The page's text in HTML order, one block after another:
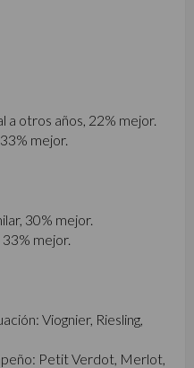
a otros años, 22% mejor.
mejor.
30% mejor.
mejor.
Viognier, Riesling,
Petit Verdot, Merlot,